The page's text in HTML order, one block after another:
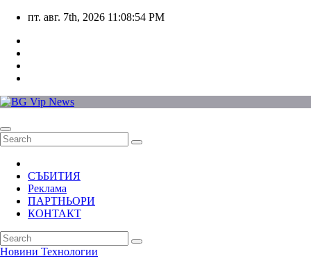
Skip
content
пт. авг. 7th, 2026 11:08:55 PM
СЪБИТИЯ
Реклама
ПАРТНЬОРИ
КОНТАКТ
Новини Технологии